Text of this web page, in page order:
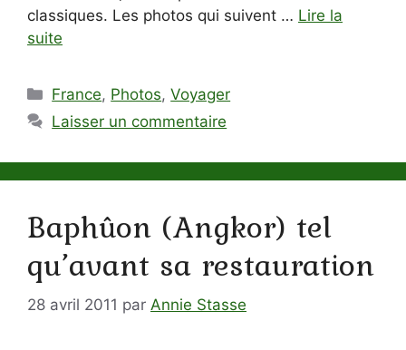
classiques. Les photos qui suivent … Lire la
suite
Catégories
France, Photos,Voyager
Laisser un commentaire
Baphûon (Angkor) tel
qu’avant sa restauration
28 avril 2011 par Annie Stasse